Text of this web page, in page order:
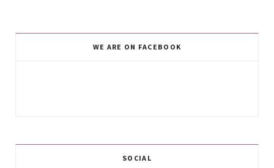
WE ARE ON FACEBOOK
SOCIAL